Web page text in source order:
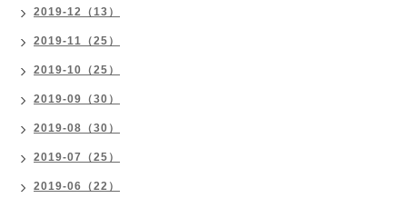
2019-12（13）
2019-11（25）
2019-10（25）
2019-09（30）
2019-08（30）
2019-07（25）
2019-06（22）